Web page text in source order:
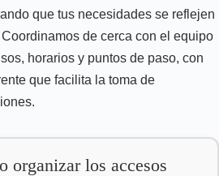
que tus necesidades se reflejen
de cerca con el equipo
horarios y puntos de paso, con
que facilita la toma de
organizar los accesos